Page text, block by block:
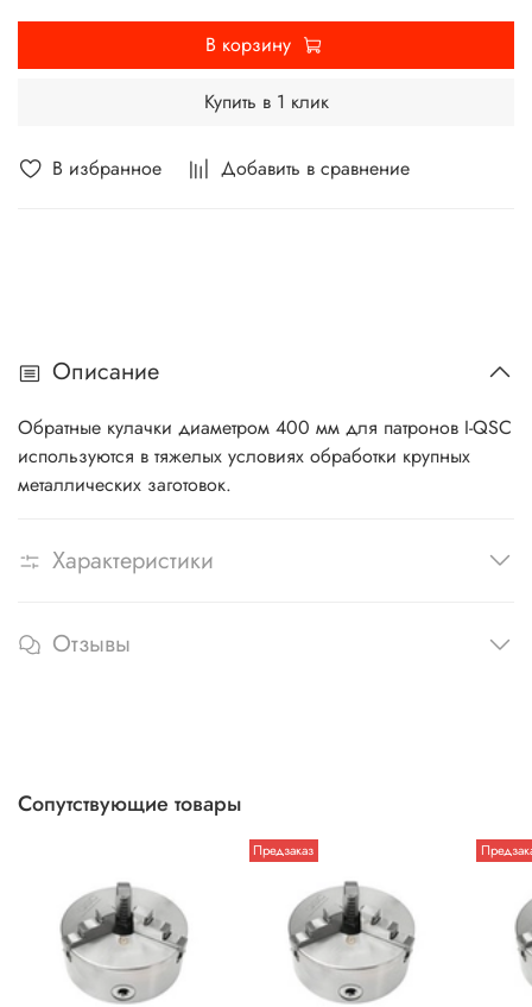
В избранное Добавить в сравнение
В корзину
Купить в 1 клик
Описание
Обратные кулачки диаметром 400 мм для патронов I-QSC
используются в тяжелых условиях обработки крупных
металлических заготовок.
Характеристики
Отзывы
Сопутствующие товары
Предзаказ